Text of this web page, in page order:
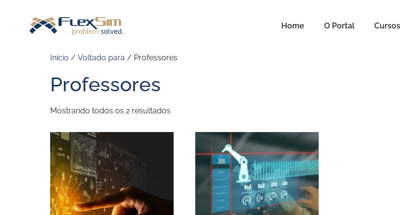
Home O Portal Cursos
Início / Voltado para / Professores
Professores
Mostrando todos os 2 resultados